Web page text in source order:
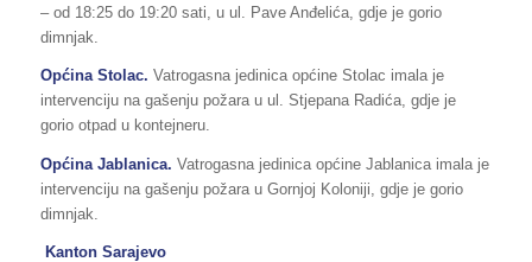
– od 18:25 do 19:20 sati, u ul. Pave Anđelića, gdje je gorio
dimnjak.
Općina Stolac. Vatrogasna jedinica općine Stolac imala je
intervenciju na gašenju požara u ul. Stjepana Radića, gdje je
gorio otpad u kontejneru.
Općina Jablanica. Vatrogasna jedinica općine Jablanica imala je
intervenciju na gašenju požara u Gornjoj Koloniji, gdje je gorio
dimnjak.
Kanton Sarajevo